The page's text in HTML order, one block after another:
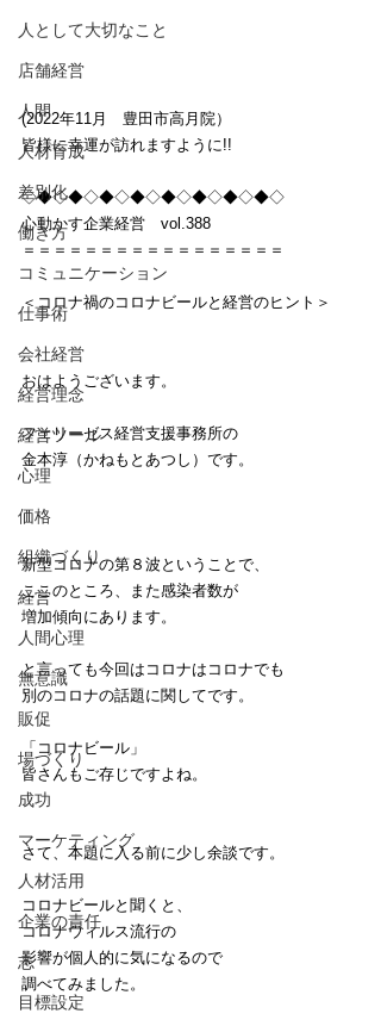
人として大切なこと
店舗経営
人間
人材育成
差別化
働き方
コミュニケーション
仕事術
会社経営
経営理念
経営ツール
心理
価格
組織づくり
経営
人間心理
無意識
販促
場づくり
成功
マーケティング
人材活用
企業の責任
志
目標設定
(2022年11月　豊田市高月院）
皆様に幸運が訪れますように!!
◇◆◇◆◇◆◇◆◇◆◇◆◇◆◇◆◇
心動かす企業経営　vol.388
＝＝＝＝＝＝＝＝＝＝＝＝＝＝＝＝＝
＜コロナ禍のコロナビールと経営のヒント＞
おはようございます。
フェリーゼス経営支援事務所の
金本淳（かねもとあつし）です。
新型コロナの第８波ということで、
ここのところ、また感染者数が
増加傾向にあります。
と言っても今回はコロナはコロナでも
別のコロナの話題に関してです。
「コロナビール」
皆さんもご存じですよね。
さて、本題に入る前に少し余談です。
コロナビールと聞くと、
コロナウィルス流行の
影響が個人的に気になるので
調べてみました。